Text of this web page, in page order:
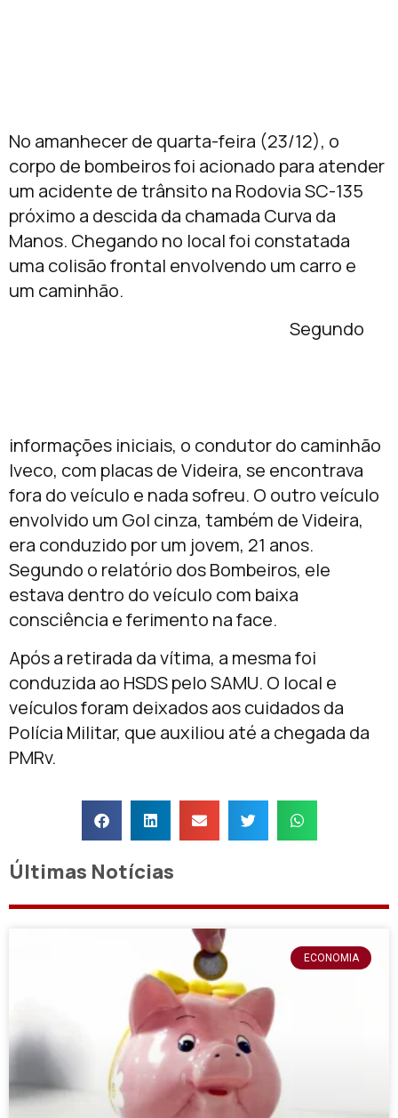
No amanhecer de quarta-feira (23/12), o
corpo de bombeiros foi acionado para atender
um acidente de trânsito na Rodovia SC-135
próximo a descida da chamada Curva da
Manos. Chegando no local foi constatada
uma colisão frontal envolvendo um carro e
um caminhão.
Segundo
informações iniciais, o condutor do caminhão
Iveco, com placas de Videira, se encontrava
fora do veículo e nada sofreu. O outro veículo
envolvido um Gol cinza, também de Videira,
era conduzido por um jovem, 21 anos.
Segundo o relatório dos Bombeiros, ele
estava dentro do veículo com baixa
consciência e ferimento na face.
Após a retirada da vítima, a mesma foi
conduzida ao HSDS pelo SAMU. O local e
veículos foram deixados aos cuidados da
Polícia Militar, que auxiliou até a chegada da
PMRv.
Últimas Notícias
ECONOMIA